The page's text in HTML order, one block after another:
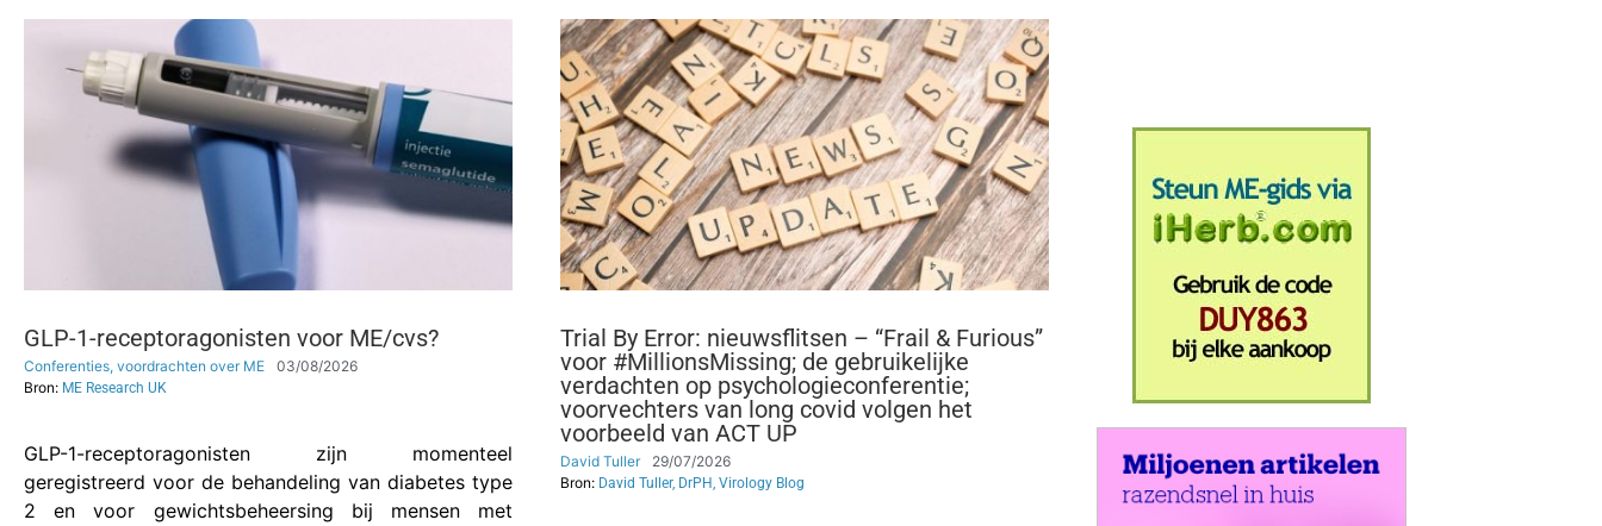
GLP-1-receptoragonisten voor ME/cvs?
Conferenties, voordrachten over ME
03/08/2026
Bron: ME Research UK
GLP-1-receptoragonisten zijn momenteel
geregistreerd voor de behandeling van diabetes type
2 en voor gewichtsbeheersing bij mensen met
Trial By Error: nieuwsflitsen – “Frail & Furious”
voor #MillionsMissing; de gebruikelijke
verdachten op psychologieconferentie;
voorvechters van long covid volgen het
voorbeeld van ACT UP
David Tuller
29/07/2026
Bron: David Tuller, DrPH, Virology Blog